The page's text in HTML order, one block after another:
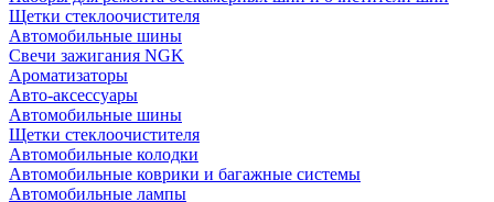
Щетки стеклоочистителя
Автомобильные шины
Свечи зажигания NGK
Ароматизаторы
Авто-аксессуары
Автомобильные шины
Щетки стеклоочистителя
Автомобильные колодки
Автомобильные коврики и багажные системы
Автомобильные лампы